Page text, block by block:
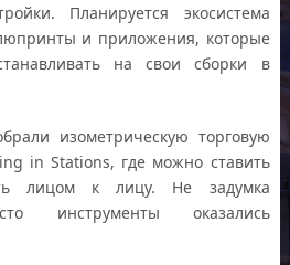
Планируется экосистема
и приложения, которые
на свои сборки в
изометрическую торговую
in Stations, где можно ставить
лицом к лицу. Не задумка
инструменты оказались